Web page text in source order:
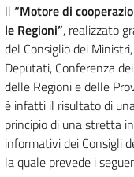
Il “Motore di
le Regioni”, realizzato
del Consiglio dei
Deputati, Conferenza
delle Regioni e delle
è infatti il risultato di
principio di una stretta
informativi dei Consigli
la quale prevede i